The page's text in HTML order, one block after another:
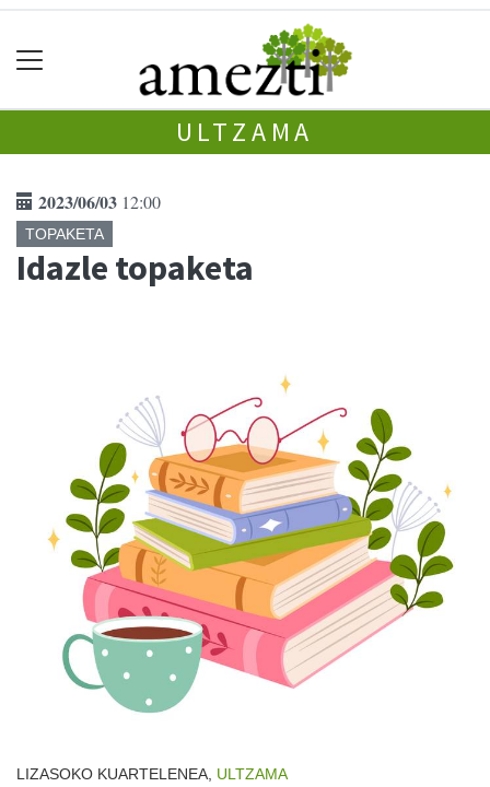
ULTZAMA
2023/06/03 12:00
TOPAKETA
Idazle topaketa
LIZASOKO KUARTELENEA, ULTZAMA